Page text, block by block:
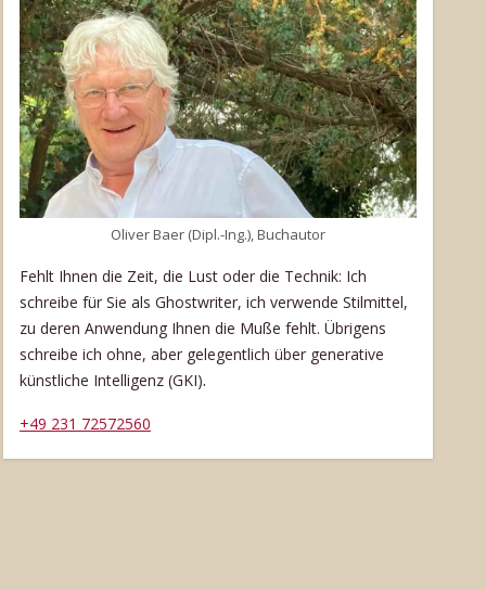
Oliver Baer (Dipl.-Ing.), Buchautor
Fehlt Ihnen die Zeit, die Lust oder die Technik: Ich
schreibe für Sie als Ghostwriter, ich verwende Stilmittel,
zu deren Anwendung Ihnen die Muße fehlt. Übrigens
schreibe ich ohne, aber gelegentlich über generative
künstliche Intelligenz (GKI).
+49 231 72572560